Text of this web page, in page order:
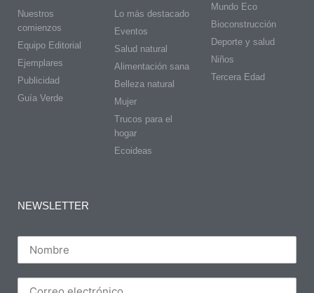
Nuestros
comienzos
Equipo Editorial
Ejemplares
Publicidad
Guía Verde
Lo más destacado
Eventos
Salud natural
Alimentación sana
Belleza natural
Mujer
Trucos para el
hogar
Ecoideas
Mundo Eco
Bioconstrucción
Deporte y salud
Niños
Tercera Edad
NEWSLETTER